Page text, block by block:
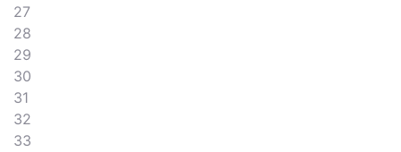
27
28
29
30
31
32
33